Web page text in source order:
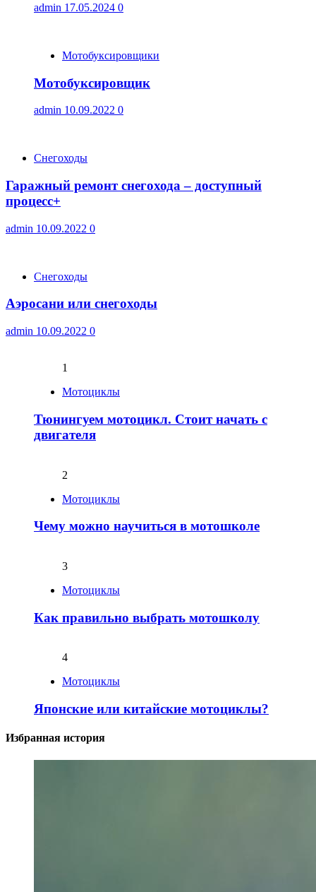
admin 17.05.2024 0
Мотобуксировщики
Мотобуксировщик
admin 10.09.2022 0
Снегоходы
Гаражный ремонт снегохода – доступный
процесс+
admin 10.09.2022 0
Снегоходы
Аэросани или снегоходы
admin 10.09.2022 0
1
Мотоциклы
Тюнингуем мотоцикл. Стоит начать с
двигателя
2
Мотоциклы
Чему можно научиться в мотошколе
3
Мотоциклы
Как правильно выбрать мотошколу
4
Мотоциклы
Японские или китайские мотоциклы?
Избранная история